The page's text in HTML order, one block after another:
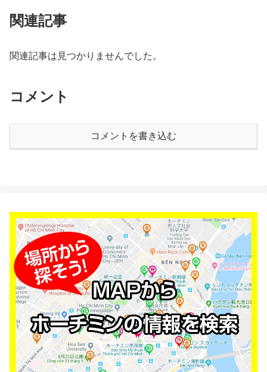
関連記事
関連記事は見つかりませんでした。
コメント
コメントを書き込む